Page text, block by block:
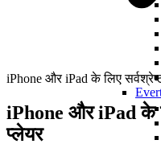
iPhone और iPad के लिए
iPhone और iPad के
प्लेयर